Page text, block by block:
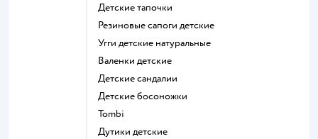
Детские тапочки
Резиновые сапоги детские
Угги детские натуральные
Валенки детские
Детские сандалии
Детские босоножки
Tombi
Дутики детские